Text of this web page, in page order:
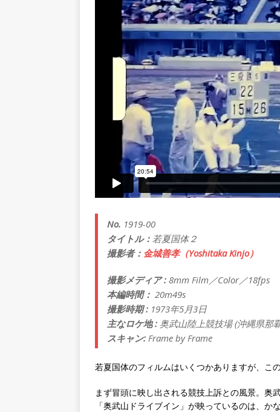
No. 1919-00
タイトル： 若夏国体２
撮影者： 金城善孝（Yoshitaka Kinjo）
撮影メディア : 8mm Film／Color／18fps
本編時間： 20m49s
撮影時期 : 1973年5月3日
主なロケ地 : 奥武山陸上競技場 (沖縄県那
スキャン: Frame by Frame
若夏国体のフィルムはいくつかありますが、こ
まず冒頭に映し出される競技上訴との風景。奥
「奥武山ドライブイン」が映っているのは、